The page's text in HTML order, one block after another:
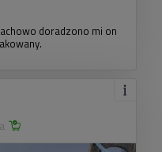
doradzono mi on